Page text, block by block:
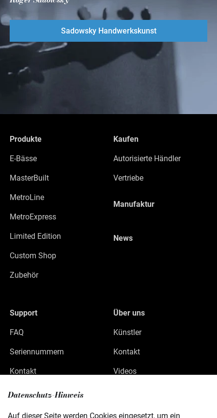
Datenschutz-Hinweis
Auf dieser Seite werden Cookies eingesetzt, um ein
Sadowsky Handwerkskunst
Produkte
E-Bässe
MasterBuilt
MetroLine
MetroExpress
Limited Edition
Custom Shop
Zubehör
Kaufen
Autorisierte Händler
Vertriebe
Manufaktur
News
Support
FAQ
Seriennummern
Kontakt
Über uns
Künstler
Kontakt
Videos